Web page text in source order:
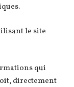
le site
qui
directement